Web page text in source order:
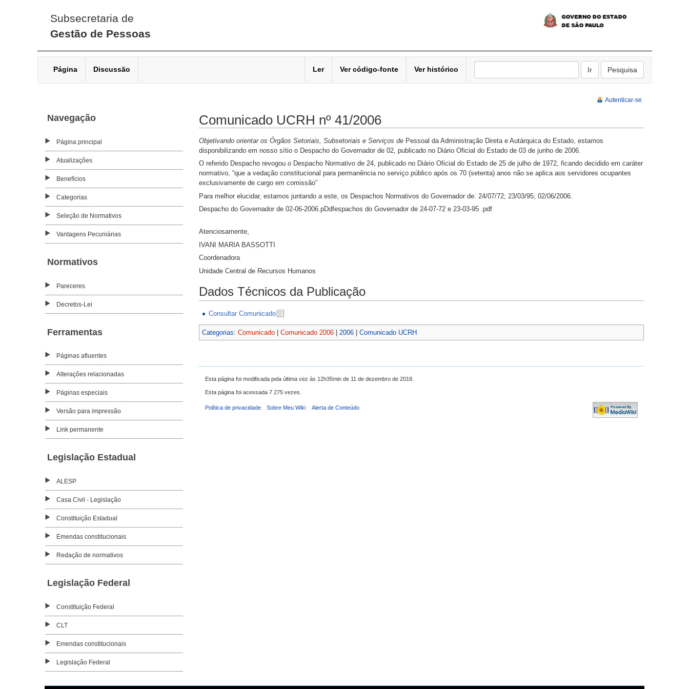
Subsecretaria de
Gestão de Pessoas
Página Discussão Ler Ver código-fonte Ver histórico
Autenticar-se
Navegação
Página principal
Atualizações
Benefícios
Categorias
Seleção de Normativos
Vantagens Pecuniárias
Normativos
Pareceres
Decretos-Lei
Ferramentas
Páginas afluentes
Alterações relacionadas
Páginas especiais
Versão para impressão
Link permanente
Legislação Estadual
ALESP
Casa Civil - Legislação
Constituição Estadual
Emendas constitucionais
Redação de normativos
Legislação Federal
Constituição Federal
CLT
Emendas constitucionais
Legislação Federal
Comunicado UCRH nº 41/2006
Objetivando orientar os Órgãos Setoriais, Subsetoriais e Serviços de Pessoal da Administração Direta e Autárquica do Estado, estamos
disponibilizando em nosso sítio o Despacho do Governador de 02, publicado no Diário Oficial do Estado de 03 de junho de 2006.
O referido Despacho revogou o Despacho Normativo de 24, publicado no Diário Oficial do Estado de 25 de julho de 1972, ficando decidido em caráter
normativo, “que a vedação constitucional para permanência no serviço público após os 70 (setenta) anos não se aplica aos servidores ocupantes
exclusivamente de cargo em comissão”
Para melhor elucidar, estamos juntando a este, os Despachos Normativos do Governador de: 24/07/72; 23/03/95; 02/06/2006.
Despacho do Governador de 02-06-2006.pDdfespachos do Governador de 24-07-72 e 23-03-95 .pdf
Atenciosamente,
IVANI MARIA BASSOTTI
Coordenadora
Unidade Central de Recursos Humanos
Dados Técnicos da Publicação
Consultar Comunicado
Categorias:Comunicado |Comunicado 2006 |2006 |Comunicado UCRH
Esta página foi modificada pela última vez às 12h35min de 11 de dezembro de 2018.
Esta página foi acessada 7 275 vezes.
Política de privacidade Sobre Meu Wiki Alerta de Conteúdo